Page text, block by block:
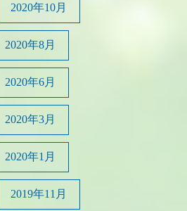
2020年10月
2020年8月
2020年6月
2020年3月
2020年1月
2019年11月